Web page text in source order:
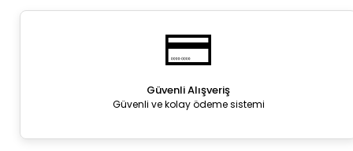
Güvenli Alışveriş
Güvenli ve kolay ödeme sistemi